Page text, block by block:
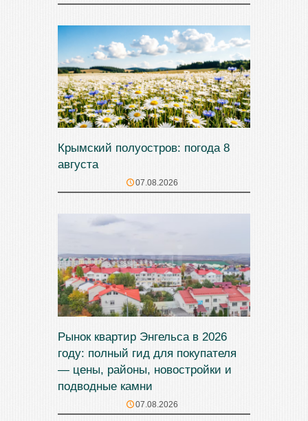
Крымский полуостров: погода 8
августа
07.08.2026
Рынок квартир Энгельса в 2026
году: полный гид для покупателя
— цены, районы, новостройки и
подводные камни
07.08.2026